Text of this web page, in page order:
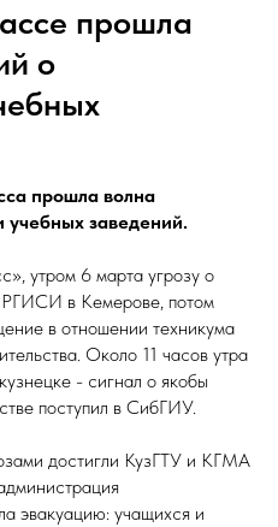
прошла
о
прошла волна
заведений.
утром 6 марта угрозу о
РГИСИ в Кемерове, потом
в отношении техникума
Около 11 часов утра
- сигнал о якобы
поступил в СибГИУ.
достигли КузГТУ и КГМА
эвакуацию: учащихся и